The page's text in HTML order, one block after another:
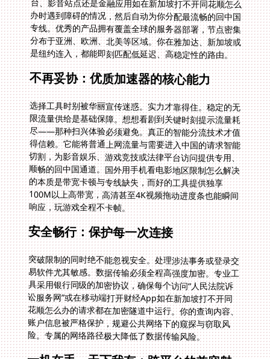
是纽约连入，都能即刻匹配低延迟、高稳定性的路由。
不再妥协：优质加速器的核心能力
选择工具时别被华丽宣传迷惑。实力才靠得住。稳定的无
限流量供给是基础保障。想想看剧到关键时刻提示流量耗
尽——那种扫兴体验必须避免。真正的智能分流技术才值
得信赖。它能将普通上网流量与需要进入中国的请求智能
切割，为影音娱乐、游戏竞技或法律平台访问提供专用、
顺畅的回中国通道。国外用手机看电影地区限制怎么解决
的本质是带宽卡顿与专线缺失，而好的工具提供独享
100M以上高带宽，高清甚至4K视频拖动进度条也能瞬间
响应，玩游戏全程不卡帧。
安全畅行：保护每一次连接
突破限制的同时绝不能忽视安全。处理涉法事务或登录交
易软件尤其敏感。数据传输必须全程高强度加密。专业工
具采用银行同级的加密协议，确保每个访问“人民法院诉
讼服务网”或在移动端打开财经App如在新加坡打不开同
花顺怎么办的请求都在加密隧道中运行。你的查询内容、
账户信息被严格保护，规避公共网络下的窥探与窃取风
险。专属的网络路径极大降低了数据传输风险。